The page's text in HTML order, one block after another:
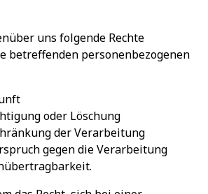
uns folgende Rechte
betreffenden personenbezogenen
oder Löschung
der Verarbeitung
gegen die Verarbeitung